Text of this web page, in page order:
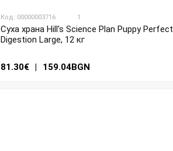
Код: 00000003716 1
Суха храна Hill's Science Plan Puppy Perfect
Digestion Large, 12 кг
81.30€ 159.04BGN